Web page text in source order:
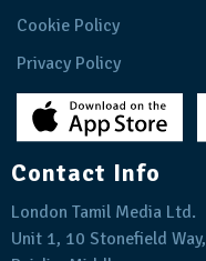
Cookie Policy
Privacy Policy
Contact Info
London Tamil Media Ltd.
Unit 1, 10 Stonefield Way,